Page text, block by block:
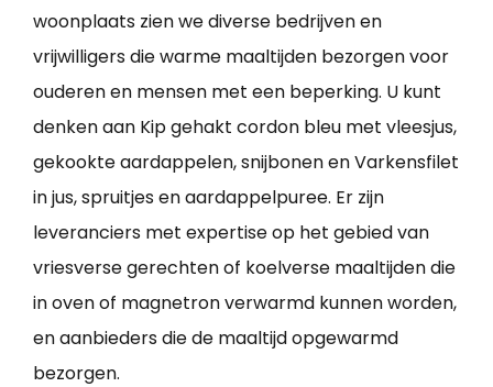
woonplaats zien we diverse bedrijven en
vrijwilligers die warme maaltijden bezorgen voor
ouderen en mensen met een beperking. U kunt
denken aan Kip gehakt cordon bleu met vleesjus,
gekookte aardappelen, snijbonen en Varkensfilet
in jus, spruitjes en aardappelpuree. Er zijn
leveranciers met expertise op het gebied van
vriesverse gerechten of koelverse maaltijden die
in oven of magnetron verwarmd kunnen worden,
en aanbieders die de maaltijd opgewarmd
bezorgen.